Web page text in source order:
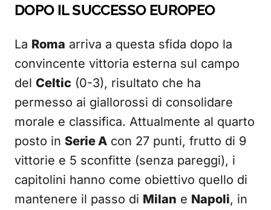
DOPO IL SUCCESSO EUROPEO
La Roma arriva a questa sfida dopo la
convincente vittoria esterna sul campo
del Celtic (0-3), risultato che ha
permesso ai giallorossi di consolidare
morale e classifica. Attualmente al quarto
posto in Serie A con 27 punti, frutto di 9
vittorie e 5 sconfitte (senza pareggi), i
capitolini hanno come obiettivo quello di
mantenere il passo di Milan e Napoli, in